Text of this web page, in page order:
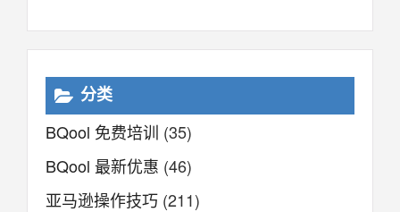
分类
BQool 免费培训 (35)
BQool 最新优惠 (46)
亚马逊操作技巧 (211)